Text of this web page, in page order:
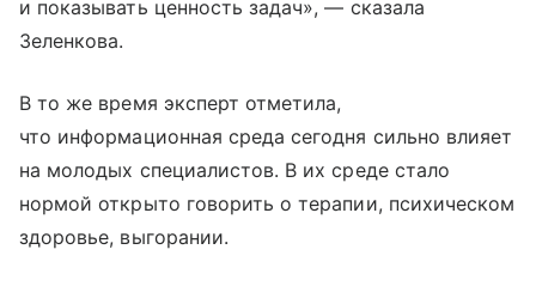
и показывать ценность задач», — сказала
Зеленкова.
В то же время эксперт отметила,
что информационная среда сегодня сильно влияет
на молодых специалистов. В их среде стало
нормой открыто говорить о терапии, психическом
здоровье, выгорании.